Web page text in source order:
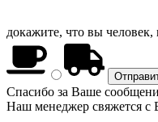
докажите, что вы человек,
Спасибо за Ваше
Наш менеджер свяжется с